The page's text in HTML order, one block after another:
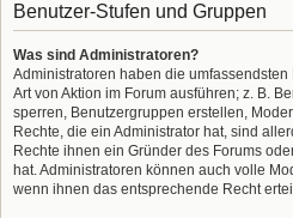
Benutzer-Stufen und Gruppen
Was sind Administratoren?
Administratoren haben die
Art von Aktion im Forum ausführen; z. B.
sperren, Benutzergruppen erstellen,
Rechte, die ein Administrator hat, sind
Rechte ihnen ein Gründer des Forums
hat. Administratoren können auch volle
wenn ihnen das entsprechende Recht